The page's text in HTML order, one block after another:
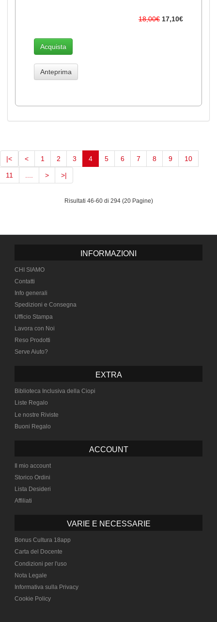
18,00€ 17,10€
Acquista
Anteprima
|< < 1 2 3 4(current)
5 6 7 8 9 10
11 > >|
Risultati 46-60 di 294 (20 Pagine)
INFORMAZIONI
CHI SIAMO
Contatti
Info generali
Spedizioni e Consegna
Ufficio Stampa
Lavora con Noi
Reso Prodotti
Serve Aiuto?
EXTRA
Biblioteca Inclusiva della Ciopi
Liste Regalo
Le nostre Riviste
Buoni Regalo
ACCOUNT
Il mio account
Storico Ordini
Lista Desideri
Affiliati
VARIE E NECESSARIE
Bonus Cultura 18app
Carta del Docente
Condizioni per l'uso
Nota Legale
Informativa sulla Privacy
Cookie Policy